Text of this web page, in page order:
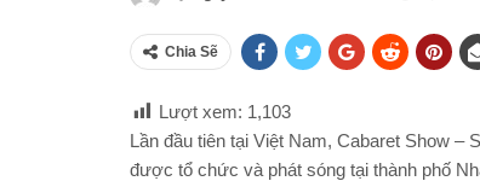
Chia Sẽ
Lượt xem: 1,103
Lần đầu tiên tại Việt Nam, Cabaret Show –
được tổ chức và phát sóng tại thành phố